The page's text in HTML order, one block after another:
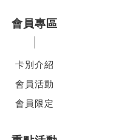
會員專區
卡別介紹
會員活動
會員限定